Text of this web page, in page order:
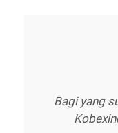
Bagi yang